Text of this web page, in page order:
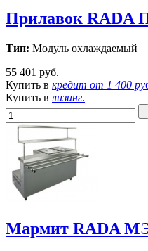
Прилавок RADA
Тип: Модуль охлаждаемый
55 401 руб.
Купить в кредит от 1 400
Купить в лизинг.
Мармит RADA